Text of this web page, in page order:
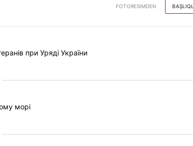
FOTORESIMDEN
при Уряді України
морі